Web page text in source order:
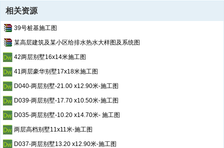
相关资源
39号桩基施工图
某高层建筑及某小区给排水热水大样图及系统图
42两层别墅16x14米施工图
41两层豪华别墅17x18米施工图
D040-两层别墅-21.00 x12.90米-施工图
D039-两层别墅-17.70 x10.50米-施工图
D035-两层别墅-10.20 x14.70米- 施工图
两层高档别墅11x11米-施工图
D037-两层别墅13.20 x12.90米-施工图